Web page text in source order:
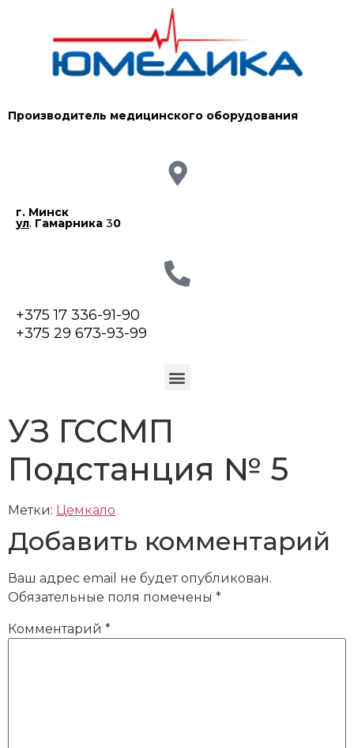
Производитель медицинского оборудования
г. Минск
ул. Гамарника 30
+375 17 336-91-90
+375 29 673-93-99
УЗ ГССМП
Подстанция № 5
Метки: Цемкало
Добавить комментарий
Ваш адрес email не будет опубликован.
Обязательные поля помечены *
Комментарий *